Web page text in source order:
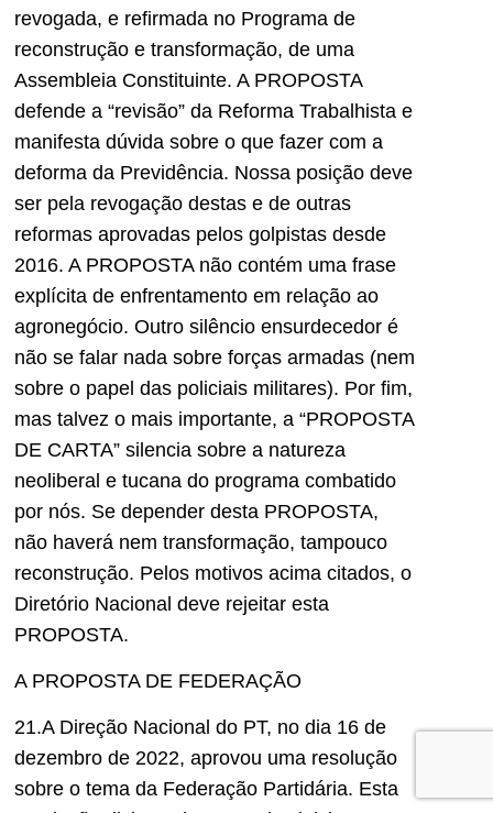
revogada, e refirmada no Programa de
reconstrução e transformação, de uma
Assembleia Constituinte. A PROPOSTA
defende a “revisão” da Reforma Trabalhista e
manifesta dúvida sobre o que fazer com a
deforma da Previdência. Nossa posição deve
ser pela revogação destas e de outras
reformas aprovadas pelos golpistas desde
2016. A PROPOSTA não contém uma frase
explícita de enfrentamento em relação ao
agronegócio. Outro silêncio ensurdecedor é
não se falar nada sobre forças armadas (nem
sobre o papel das policiais militares). Por fim,
mas talvez o mais importante, a “PROPOSTA
DE CARTA” silencia sobre a natureza
neoliberal e tucana do programa combatido
por nós. Se depender desta PROPOSTA,
não haverá nem transformação, tampouco
reconstrução. Pelos motivos acima citados, o
Diretório Nacional deve rejeitar esta
PROPOSTA.
A PROPOSTA DE FEDERAÇÃO
21.A Direção Nacional do PT, no dia 16 de
dezembro de 2022, aprovou uma resolução
sobre o tema da Federação Partidária. Esta